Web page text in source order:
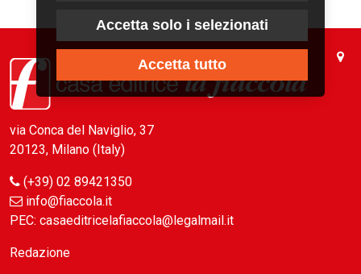
via Conca del Naviglio, 37
20123, Milano (Italy)
(+39) 02 89421350
info@fiaccola.it
PEC: casaeditricelafiaccola@legalmail.it
Redazione
Accetta solo i selezionati
Accetta tutto